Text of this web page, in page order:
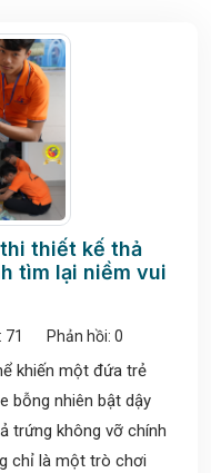
thiết kế thả
tìm lại niềm vui
71 Phản hồi: 0
khiến một đứa trẻ
bỗng nhiên bật dậy
trứng không vỡ chính
chỉ là một trò chơi